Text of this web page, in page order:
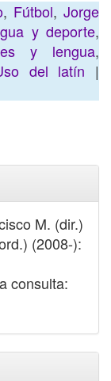
, Fútbol,Jorge
y deporte,
y lengua,
del latín |
M. (dir.)
(2008-):
consulta: